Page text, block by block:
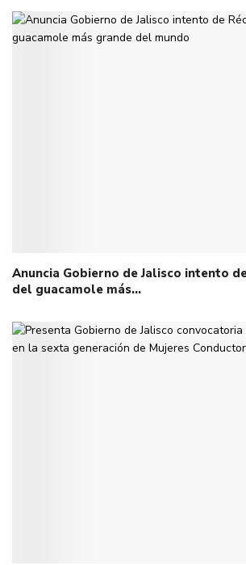
Anuncia Gobierno de Jalisco intento
del guacamole más…